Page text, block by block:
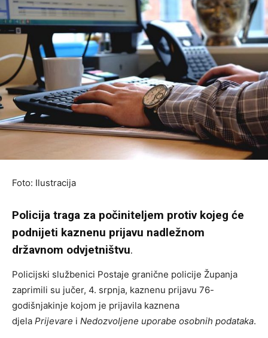
Foto: Ilustracija
Policija traga za počiniteljem protiv kojeg će
podnijeti kaznenu prijavu nadležnom
državnom odvjetništvu.
Policijski službenici Postaje granične policije Županja
zaprimili su jučer, 4. srpnja, kaznenu prijavu 76-
godišnjakinje kojom je prijavila kaznena
djela Prijevare i Nedozvoljene uporabe osobnih podataka.